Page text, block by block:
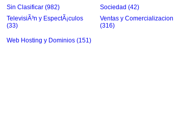
Sin Clasificar (982) Sociedad (42)
TelevisiÃ³n y EspectÃ¡culos
(33)
Ventas y Comercializacion
(316)
Web Hosting y Dominios (151)